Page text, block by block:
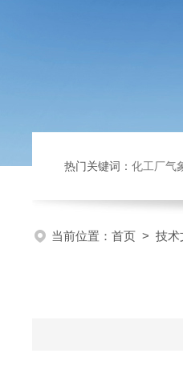
热门关键词： 化工厂气
当前位置： 首页 > 技术